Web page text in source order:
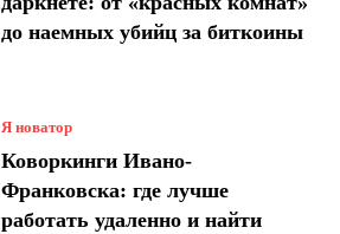
до наемных убийц за биткоины
Я новатор
Коворкинги Ивано-
Франковска: где лучше
работать удаленно и найти